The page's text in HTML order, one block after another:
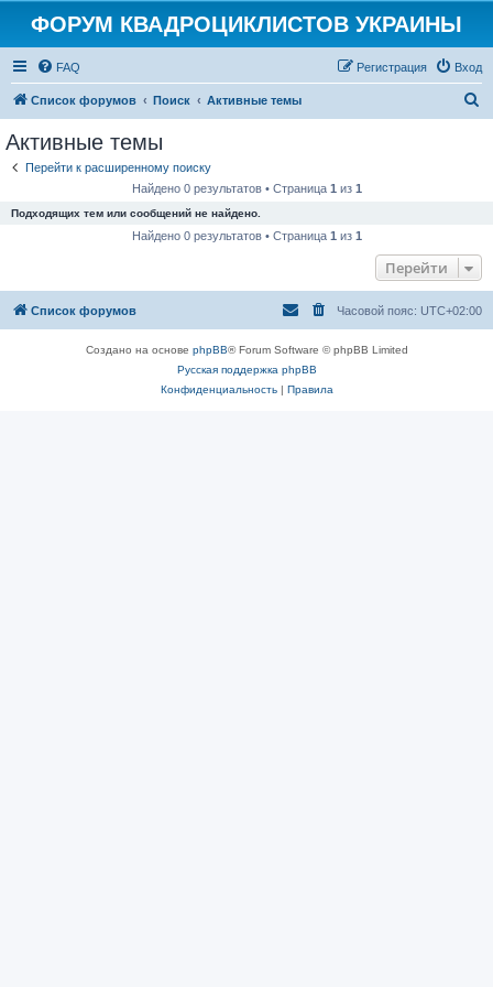
ФОРУМ КВАДРОЦИКЛИСТОВ УКРАИНЫ
FAQ Вход
Регистрация
Список форумов Поиск Активные темы
Активные темы
Перейти к расширенному поиску
Найдено 0 результатов • Страница 1 из 1
Подходящих тем или сообщений не найдено.
Найдено 0 результатов • Страница 1 из 1
Перейти
Список форумов Часовой пояс: UTC+02:00
Создано на основе phpBB® Forum Software © phpBB Limited
Русская поддержка phpBB
Конфиденциальность| Правила